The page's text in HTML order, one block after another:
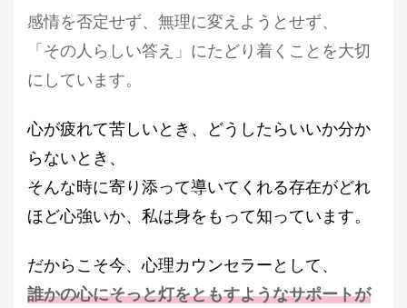
感情を否定せず、無理に変えようとせず、
「その人らしい答え」にたどり着くことを大切
にしています。
心が疲れて苦しいとき、どうしたらいいか分か
らないとき、
そんな時に寄り添って導いてくれる存在がどれ
ほど心強いか、私は身をもって知っています。
だからこそ今、心理カウンセラーとして、
誰かの心にそっと灯をともすようなサポートが